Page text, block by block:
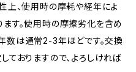
上、使用時の摩耗や経年によ
す。使用時の摩擦劣化を含め
数は通常2-3年ほどです。交換
ておりますので、よろしければ